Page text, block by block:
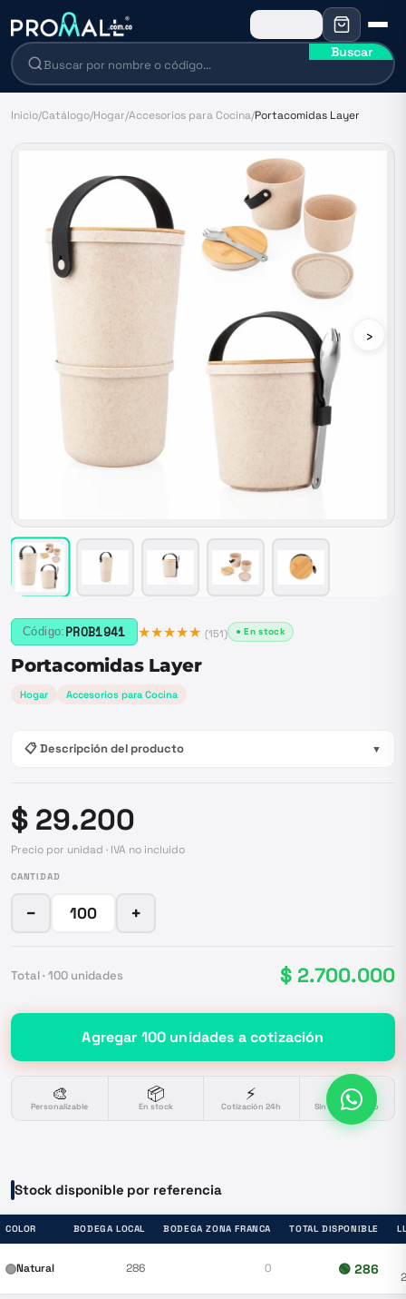
Buscar
Inicio/Catálogo/Hogar/Accesorios para Cocina/Portacomidas Layer
›
Código: PROB1941 ★★★★★ (151) ● En stock
Portacomidas Layer
Hogar Accesorios para Cocina
📋 Descripción del producto ▼
$ 29.200
Precio por unidad · IVA no incluido
CANTIDAD
− +
Total · 100 unidades $ 2.700.000
Agregar 100 unidades a cotización
🎨
Personalizable
📦
En stock
⚡
Cotización 24h
🔒
Sin compromiso
Stock disponible por referencia
COLOR BODEGA LOCAL BODEGA ZONA FRANCA TOTAL DISPONIBLE
Natural 286 0 🟢 286